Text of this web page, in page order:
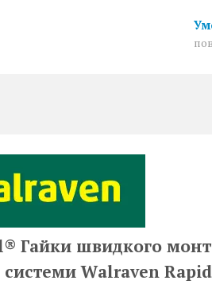
Гайки швидкого
Walraven